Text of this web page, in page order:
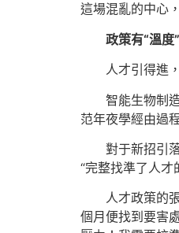
這場混亂的中心
政策有“溫度
人才引得進
智能生物制
范年夜學經由過
對于新招引
“完整找準了人才
人才政策的
個月便找到要害